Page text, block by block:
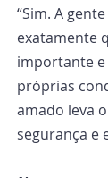
“Sim. A
exatamente
importante e
próprias
amado leva
segurança e